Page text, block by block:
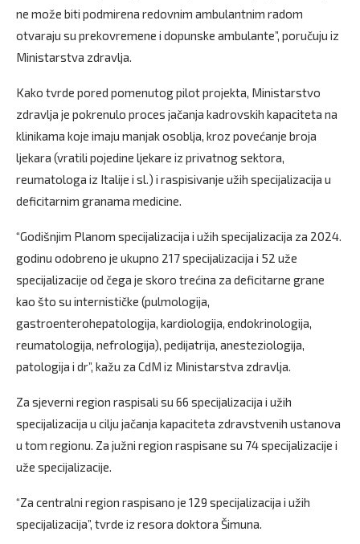
ne može biti podmirena redovnim ambulantnim radom
otvaraju su prekovremene i dopunske ambulante”, poručuju iz
Ministarstva zdravlja.
Kako tvrde pored pomenutog pilot projekta, Ministarstvo
zdravlja je pokrenulo proces jačanja kadrovskih kapaciteta na
klinikama koje imaju manjak osoblja, kroz povećanje broja
ljekara (vratili pojedine ljekare iz privatnog sektora,
reumatologa iz Italije i sl.) i raspisivanje užih specijalizacija u
deficitarnim granama medicine.
“Godišnjim Planom specijalizacija i užih specijalizacija za 2024.
godinu odobreno je ukupno 217 specijalizacija i 52 uže
specijalizacije od čega je skoro trećina za deficitarne grane
kao što su internističke (pulmologija,
gastroenterohepatologija, kardiologija, endokrinologija,
reumatologija, nefrologija), pedijatrija, anesteziologija,
patologija i dr”, kažu za CdM iz Ministarstva zdravlja.
Za sjeverni region raspisali su 66 specijalizacija i užih
specijalizacija u cilju jačanja kapaciteta zdravstvenih ustanova
u tom regionu. Za južni region raspisane su 74 specijalizacije i
uže specijalizacije.
“Za centralni region raspisano je 129 specijalizacija i užih
specijalizacija”, tvrde iz resora doktora Šimuna.